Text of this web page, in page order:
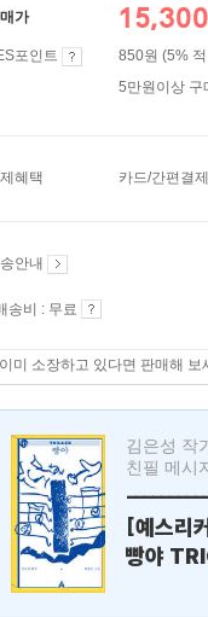
가 15,300
포인트
850원 (5%
5만원이상 구
혜택 카드/간편결
안내
송비 : 무료
이미 소장하고 있다면 판매해 보
김은성 작
친필 메시
[예스리
빵야